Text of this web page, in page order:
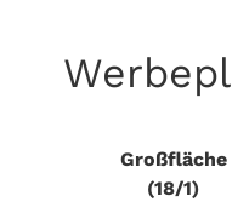
Großfläche
(18/1)